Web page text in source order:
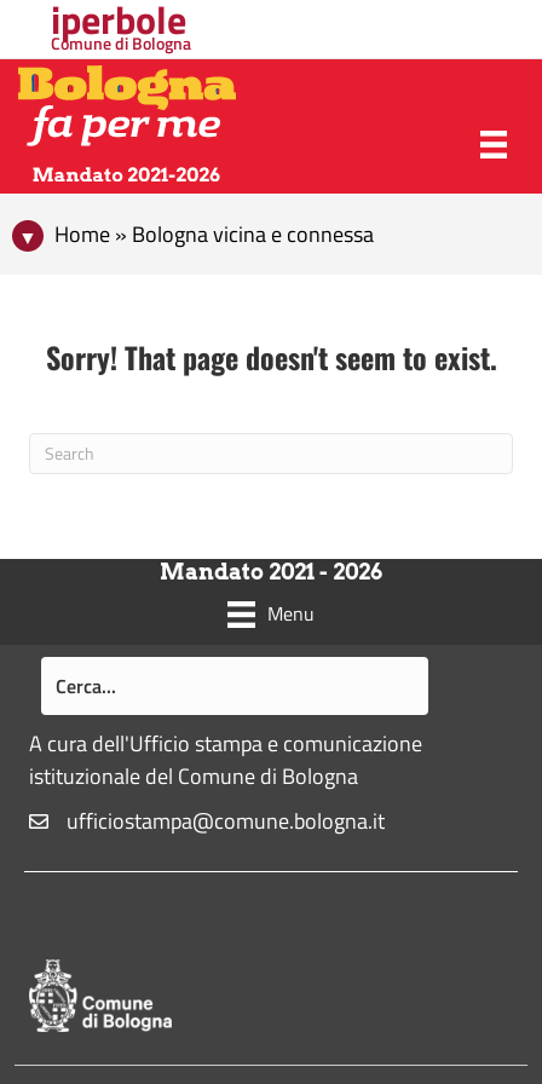
iperbole
Comune di Bologna
Home » Bologna vicina e connessa
Sorry! That page doesn't seem to exist.
Menu
Mandato 2021 - 2026
A cura dell'Ufficio stampa e comunicazione
istituzionale del Comune di Bologna
ufficiostampa@comune.bologna.it